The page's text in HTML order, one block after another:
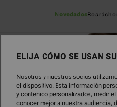
Novedades
ELIJA CÓMO SE USAN
Nosotros y nuestros socios
el dispositivo. Esta información
y contenido personalizados, medir
conocer mejor a nuestra audiencia,